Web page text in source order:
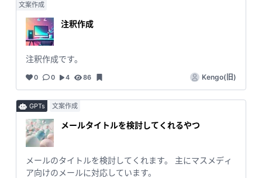
文案作成
注釈作成
注釈作成です。
0 0 4 86 Kengo(旧)
GPTs 文案作成
メールタイトルを検討してくれるやつ
メールのタイトルを検討してくれます。 主にマスメディ
ア向けのメールに対応しています。